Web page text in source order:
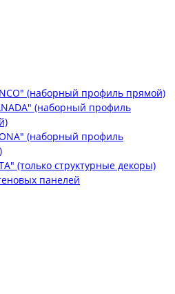
(наборный профиль прямой)
(наборный профиль
(наборный профиль
(только структурные декоры)
панелей